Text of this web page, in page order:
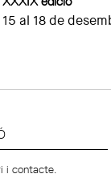
15 al 18 de
i contacte.